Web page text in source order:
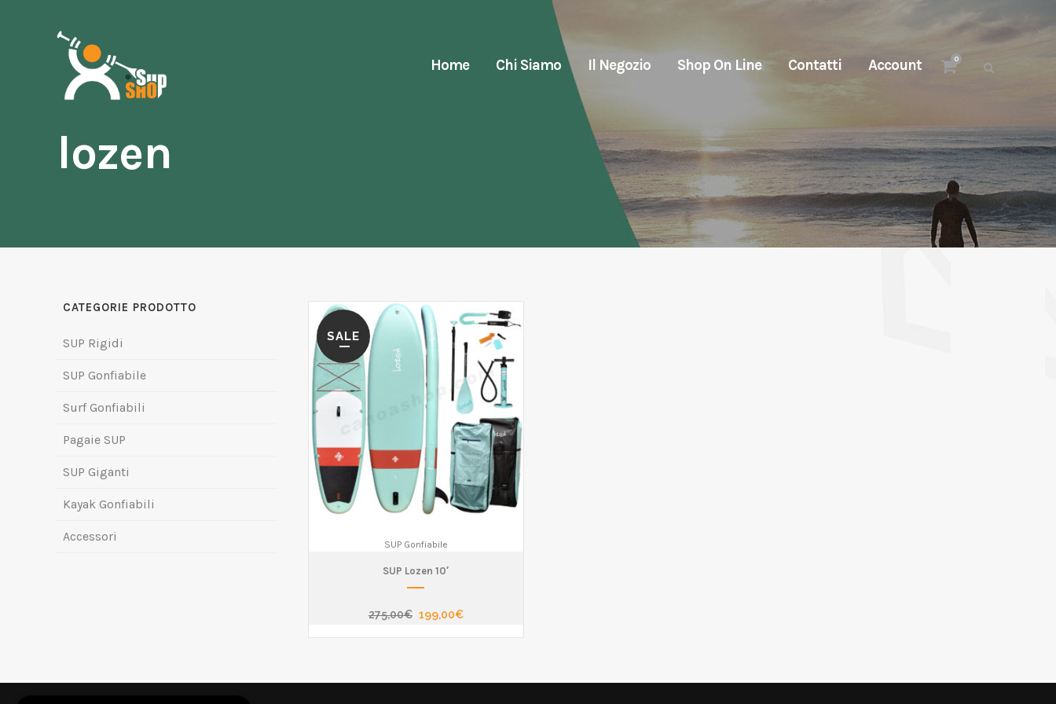
0
Home Chi Siamo Il Negozio Shop On Line Contatti Account
lozen
CATEGORIE PRODOTTO
SUP Rigidi
SUP Gonfiabile
Surf Gonfiabili
Pagaie SUP
SUP Giganti
Kayak Gonfiabili
Accessori
SALE
SUP Gonfiabile
SUP Lozen 10′
275,00€ 199,00€